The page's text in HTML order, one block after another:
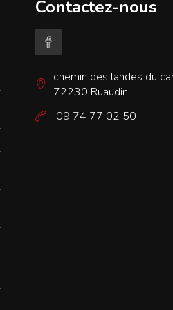
Contactez-nous
chemin des landes du
72230 Ruaudin
09 74 77 02 50